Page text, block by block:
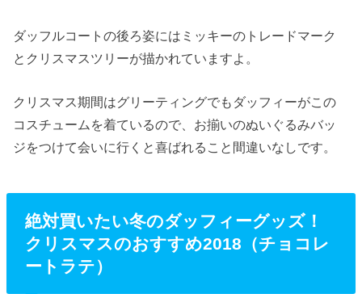
ダッフルコートの後ろ姿にはミッキーのトレードマーク
とクリスマスツリーが描かれていますよ。
クリスマス期間はグリーティングでもダッフィーがこの
コスチュームを着ているので、お揃いのぬいぐるみバッ
ジをつけて会いに行くと喜ばれること間違いなしです。
絶対買いたい冬のダッフィーグッズ！
クリスマスのおすすめ2018（チョコレ
ートラテ）